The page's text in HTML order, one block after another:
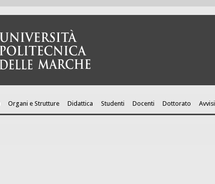
Organi e Strutture Didattica Studenti Docenti Dottorato Avvisi